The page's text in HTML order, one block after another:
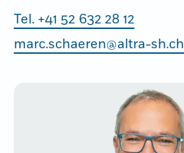
Tel. +41 52 632 28 12
marc.schaeren@altra-sh.ch